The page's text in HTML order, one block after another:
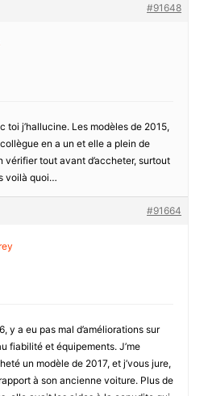
#91648
toi j’hallucine. Les modèles de 2015,
en a un et elle a plein de
vérifier tout avant d’accheter, surtout
voilà quoi…
#91664
y a eu pas mal d’améliorations sur
fiabilité et équipements. J’me
un modèle de 2017, et j’vous jure,
à son ancienne voiture. Plus de